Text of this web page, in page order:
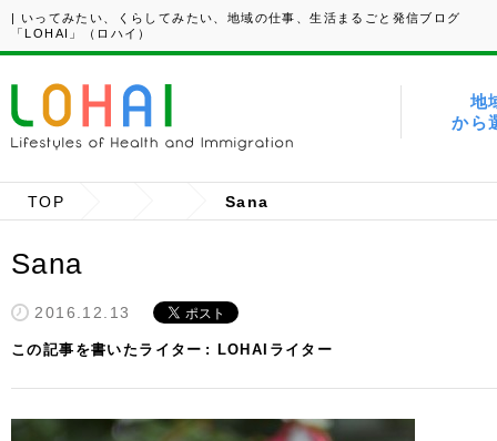
| いってみたい、くらしてみたい、地域の仕事、生活まるごと発信ブログ
「LOHAI」（ロハイ）
地
から
TOP Sana
Sana
2016.12.13
この記事を書いたライター LOHAIライター